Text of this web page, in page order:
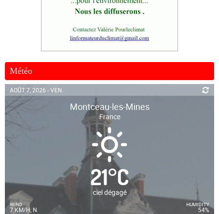
Météo
AOÛT 7, 2026 - VEN.
Montceau-les-Mines
France
21°C
ciel dégagé
WIND
7 KM/H, N
HUMIDITY
54%